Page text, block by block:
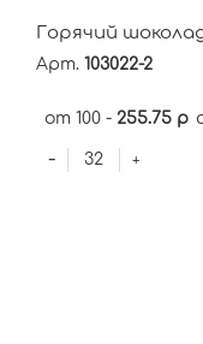
Горячий
Арт. 103022-2
от 100 - 255.75 р
+
-